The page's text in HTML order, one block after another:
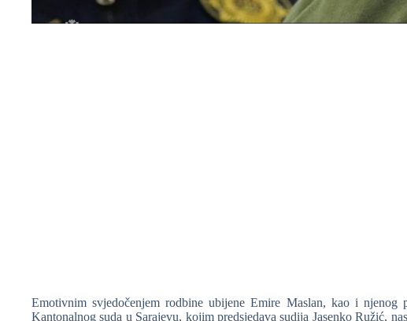
Emotivnim svjedočenjem rodbine ubijene Emire Maslan, kao i njenog
Kantonalnog suda u Sarajevu, kojim predsjedava sudija Jasenko Ružić,